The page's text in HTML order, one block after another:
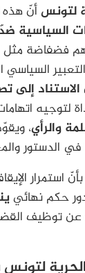
لتونسأنّ
السياسية
فضفاضة مثل
التعبير
الاستناد
لتوجيه
والرأي،
الدستور
استمرار
حكم نهائي
توظيف
لتونس